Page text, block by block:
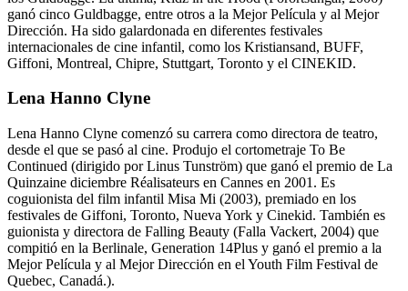
ganó cinco Guldbagge, entre otros a la Mejor Película y al Mejor
Dirección. Ha sido galardonada en diferentes festivales
internacionales de cine infantil, como los Kristiansand, BUFF,
Giffoni, Montreal, Chipre, Stuttgart, Toronto y el CINEKID.
Lena Hanno Clyne
Lena Hanno Clyne comenzó su carrera como directora de teatro,
desde el que se pasó al cine. Produjo el cortometraje To Be
Continued (dirigido por Linus Tunström) que ganó el premio de La
Quinzaine diciembre Réalisateurs en Cannes en 2001. Es
coguionista del film infantil Misa Mi (2003), premiado en los
festivales de Giffoni, Toronto, Nueva York y Cinekid. También es
guionista y directora de Falling Beauty (Falla Vackert, 2004) que
compitió en la Berlinale, Generation 14Plus y ganó el premio a la
Mejor Película y al Mejor Dirección en el Youth Film Festival de
Quebec, Canadá.).